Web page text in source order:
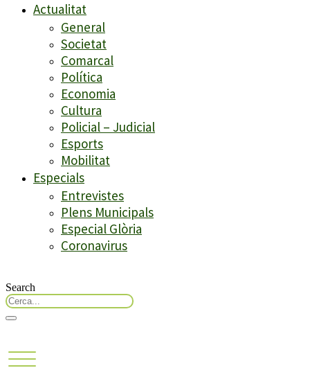
Actualitat
General
Societat
Comarcal
Política
Economia
Cultura
Policial – Judicial
Esports
Mobilitat
Especials
Entrevistes
Plens Municipals
Especial Glòria
Coronavirus
Search